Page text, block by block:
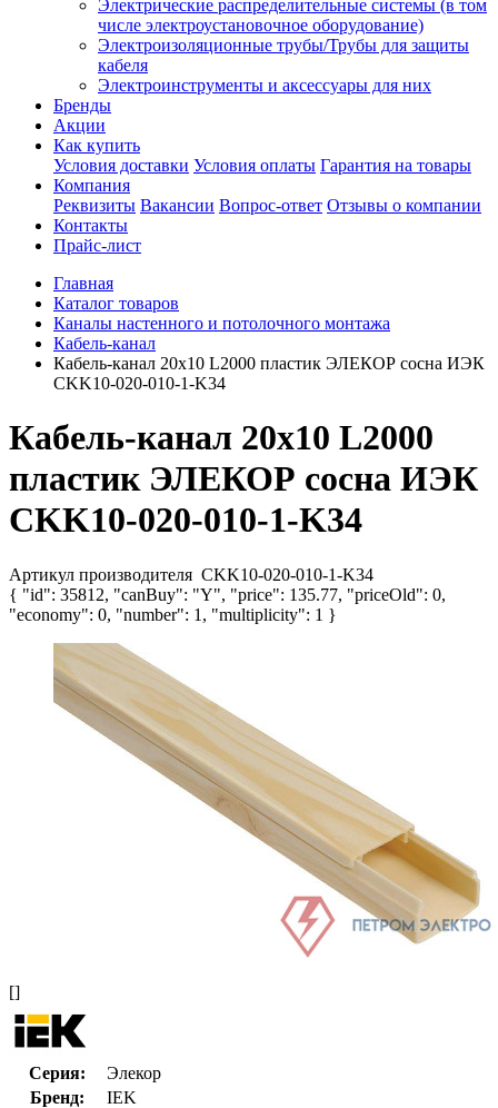
Электрические распределительные системы (в том
числе электроустановочное оборудование)
Электроизоляционные трубы/Трубы для защиты
кабеля
Электроинструменты и аксессуары для них
Бренды
Акции
Как купить
Условия доставки Условия оплаты Гарантия на товары
Компания
Реквизиты Вакансии Вопрос-ответ Отзывы о компании
Контакты
Прайс-лист
Главная
Каталог товаров
Каналы настенного и потолочного монтажа
Кабель-канал
Кабель-канал 20х10 L2000 пластик ЭЛЕКОР сосна ИЭК
CKK10-020-010-1-K34
Кабель-канал 20х10 L2000
пластик ЭЛЕКОР сосна ИЭК
CKK10-020-010-1-K34
Артикул производителя CKK10-020-010-1-K34
{ "id": 35812, "canBuy": "Y", "price": 135.77, "priceOld": 0,
"economy": 0, "number": 1, "multiplicity": 1 }
[]
Серия:
Элекор
Бренд:
IEK